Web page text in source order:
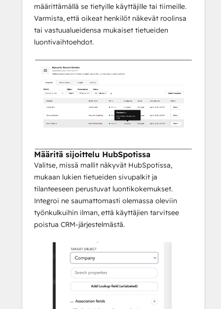
määrittämällä se tietyille käyttäjille tai tiimeille.
Varmista, että oikeat henkilöt näkevät roolinsa
tai vastuualueidensa mukaiset tietueiden
luontivaihtoehdot.
Määritä sijoittelu HubSpotissa
Valitse, missä mallit näkyvät HubSpotissa,
mukaan lukien tietueiden sivupalkit ja
tilanteeseen perustuvat luontikokemukset.
Integroi ne saumattomasti olemassa oleviin
työnkulkuihin ilman, että käyttäjien tarvitsee
poistua CRM-järjestelmästä.